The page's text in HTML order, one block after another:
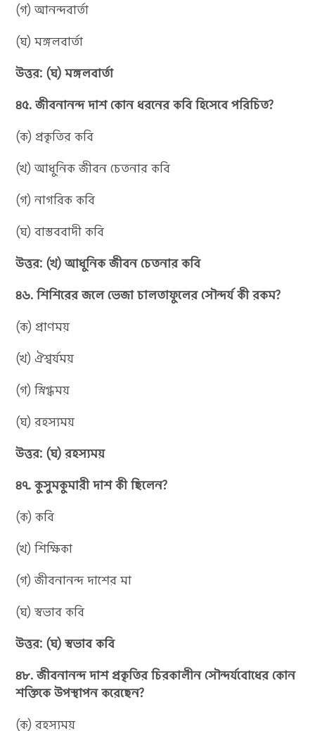
(গ) আনন্দবার্তা
(ঘ) মঙ্গলবার্তা
উত্তর: (ঘ) মঙ্গলবার্তা
৪৫. জীবনানন্দ দাশ কোন ধরনের কবি হিসেবে পরিচিত?
(ক) প্রকৃতির কবি
(খ) আধুনিক জীবন চেতনার কবি
(গ) নাগরিক কবি
(ঘ) বাস্তববাদী কবি
উত্তর: (খ) আধুনিক জীবন চেতনার কবি
৪৬. শিশিরের জলে ভেজা চালতাফুলের সৌন্দর্য কী রকম?
(ক) প্রাণময়
(খ) ঐশ্বর্যময়
(গ) স্নিগ্ধময়
(ঘ) রহস্যময়
উত্তর: (ঘ) রহস্যময়
৪৭. কুসুমকুমারী দাশ কী ছিলেন?
(ক) কবি
(খ) শিক্ষিকা
(গ) জীবনানন্দ দাশের মা
(ঘ) স্বভাব কবি
উত্তর: (ঘ) স্বভাব কবি
৪৮. জীবনানন্দ দাশ প্রকৃতির চিরকালীন সৌন্দর্যবোধের কোন
শক্তিকে উপস্থাপন করেছেন?
(ক) রহস্যময়